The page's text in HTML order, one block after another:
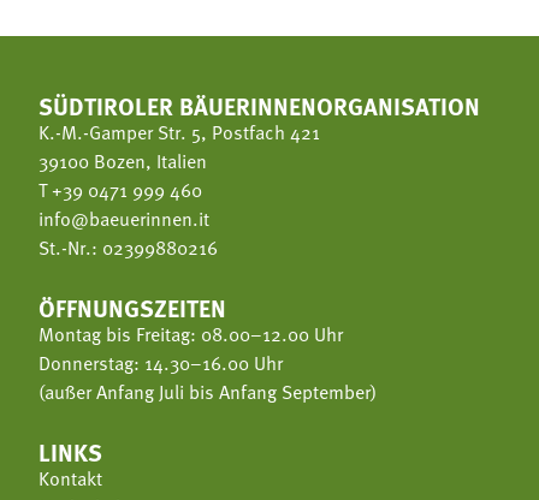
SÜDTIROLER BÄUERINNENORGANISATION
K.-M.-Gamper Str. 5, Postfach 421
39100 Bozen, Italien
T+39 0471 999 460
info@baeuerinnen.it
St.-Nr.: 02399880216
ÖFFNUNGSZEITEN
Montag bis Freitag: 08.00–12.00 Uhr
Donnerstag: 14.30–16.00 Uhr
(außer Anfang Juli bis Anfang September)
LINKS
Kontakt